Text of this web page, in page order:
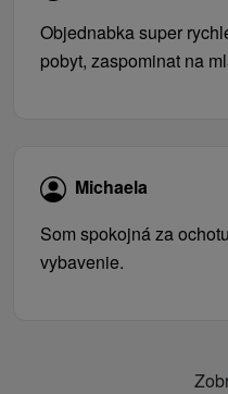
Objednabka super
pobyt, zaspominat na
Michaela
Som spokojná za
vybavenie.